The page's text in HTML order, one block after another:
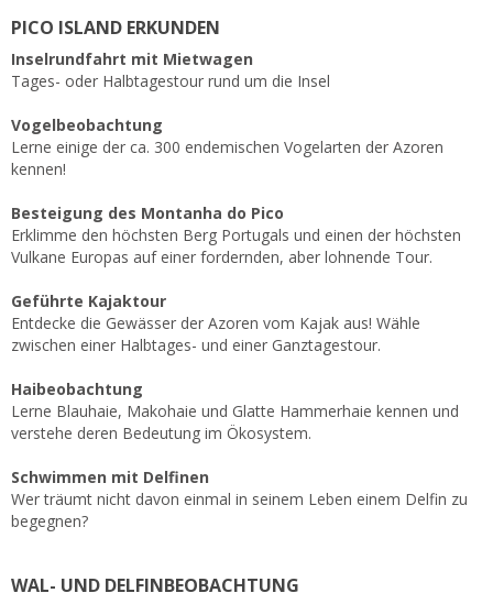
PICO ISLAND ERKUNDEN
Inselrundfahrt mit Mietwagen
Tages- oder Halbtagestour rund um die Insel
Vogelbeobachtung
Lerne einige der ca. 300 endemischen Vogelarten der Azoren
kennen!
Besteigung des Montanha do Pico
Erklimme den höchsten Berg Portugals und einen der höchsten
Vulkane Europas auf einer fordernden, aber lohnende Tour.
Geführte Kajaktour
Entdecke die Gewässer der Azoren vom Kajak aus! Wähle
zwischen einer Halbtages- und einer Ganztagestour.
Haibeobachtung
Lerne Blauhaie, Makohaie und Glatte Hammerhaie kennen und
verstehe deren Bedeutung im Ökosystem.
Schwimmen mit Delfinen
Wer träumt nicht davon einmal in seinem Leben einem Delfin zu
begegnen?
WAL- UND DELFINBEOBACHTUNG